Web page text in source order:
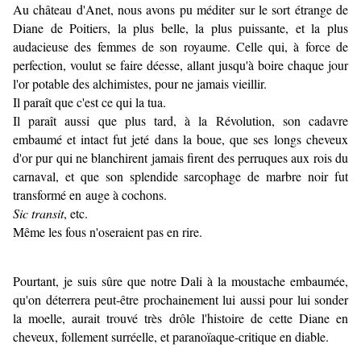
Au château d'Anet, nous avons pu méditer sur le sort étrange de
Diane de Poitiers, la plus belle, la plus puissante, et la plus
audacieuse des femmes de son royaume. Celle qui, à force de
perfection, voulut se faire déesse, allant jusqu'à boire chaque jour
l'or potable des alchimistes, pour ne jamais vieillir.
Il paraît que c'est ce qui la tua.
Il paraît aussi que plus tard, à la Révolution, son cadavre
embaumé et intact fut jeté dans la boue, que ses longs cheveux
d'or pur qui ne blanchirent jamais firent des perruques aux rois du
carnaval, et que son splendide sarcophage de marbre noir fut
transformé en auge à cochons.
Sic transit, etc.
Même les fous n'oseraient pas en rire.
Pourtant, je suis sûre que notre Dali à la moustache embaumée,
qu'on déterrera peut-être prochainement lui aussi pour lui sonder
la moelle, aurait trouvé très drôle l'histoire de cette Diane en
cheveux, follement surréelle, et paranoïaque-critique en diable.